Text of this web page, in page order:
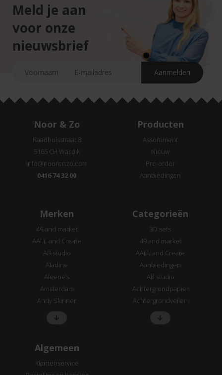
Meld je aan
voor onze
nieuwsbrief
Noor & Zo
Raadhuisstraat 8
5165 CH Waspik
info@noorenzo.com
0416 74 32 00
Producten
Assortiment
Nieuw
Pre-order
Aanbiedingen
Merken
49 and market
AALL and Create
AB studio
Aladine
Aleene’s
Amsterdam
Andy Skinner
Categorieën
3D sets
49 and market
AALL and Create
Aanbiedingen
AB studio
Achtergrondpapier
Achtergrondvellen
Algemeen
Klantenservice